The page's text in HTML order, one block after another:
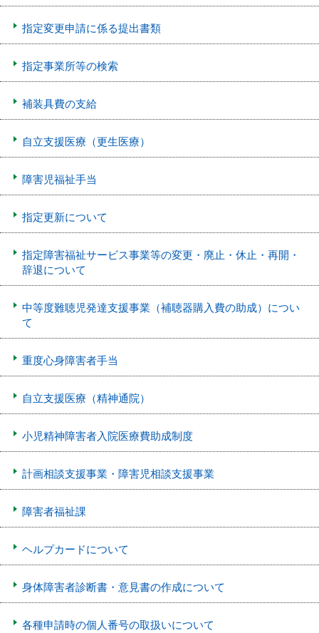
指定変更申請に係る提出書類
指定事業所等の検索
補装具費の支給
自立支援医療（更生医療）
障害児福祉手当
指定更新について
指定障害福祉サービス事業等の変更・廃止・休止・再開・
辞退について
中等度難聴児発達支援事業（補聴器購入費の助成）につい
て
重度心身障害者手当
自立支援医療（精神通院）
小児精神障害者入院医療費助成制度
計画相談支援事業・障害児相談支援事業
障害者福祉課
ヘルプカードについて
身体障害者診断書・意見書の作成について
各種申請時の個人番号の取扱いについて